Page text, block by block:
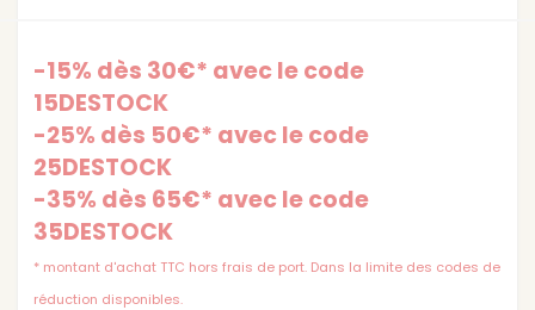
-15% dès 30€* avec le code
15DESTOCK
-25% dès 50€* avec le code
25DESTOCK
-35% dès 65€* avec le code
35DESTOCK
* montant d'achat TTC hors frais de port. Dans la limite des codes de
réduction disponibles.